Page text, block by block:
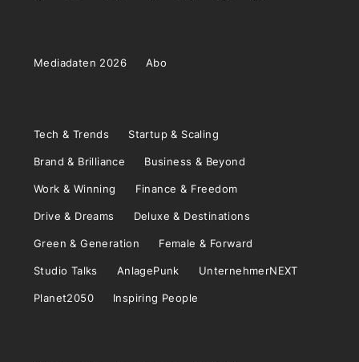
Mediadaten 2026 Abo
Tech & Trends Startup & Scaling
Brand & Brilliance Business & Beyond
Work & Winning Finance & Freedom
Drive & Dreams Deluxe & Destinations
Green & Generation Female & Forward
Studio Talks AnlagePunk UnternehmerNEXT
Planet2050 Inspiring People